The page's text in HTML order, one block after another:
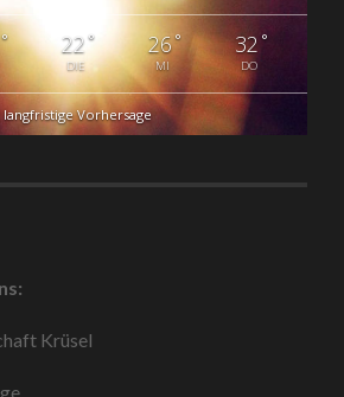
° 22 °
DIE
26°
MI
32 °
DO
langfristige Vorhersage
Krüsel